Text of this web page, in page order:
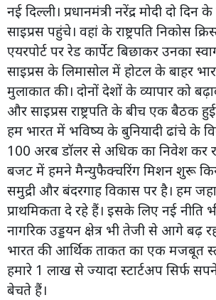
नई दिल्ली। प्रधानमंत्री नरेंद्र मोदी दो दिन
साइप्रस पहुंचे। वहां के राष्ट्रपति निकोस
एयरपोर्ट पर रेड कार्पेट बिछाकर उनका
साइप्रस के लिमासोल में होटल के बाहर
मुलाकात की। दोनों देशों के व्यापार को
और साइप्रस राष्ट्रपति के बीच एक बैठक
हम भारत में भविष्य के बुनियादी ढांचे के
100 अरब डॉलर से अधिक का निवेश कर
बजट में हमने मैन्युफैक्चरिंग मिशन शुरू
समुद्री और बंदरगाह विकास पर है। हम
प्राथमिकता दे रहे हैं। इसके लिए नई नीति
नागरिक उड्डयन क्षेत्र भी तेजी से आगे बढ़
भारत की आर्थिक ताकत का एक मजबूत
हमारे 1 लाख से ज्यादा स्टार्टअप सिर्फ
बेचते हैं।